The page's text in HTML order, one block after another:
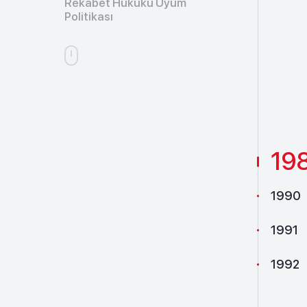
Rekabet Hukuku Uyum
Politikası
1990
1991
1992